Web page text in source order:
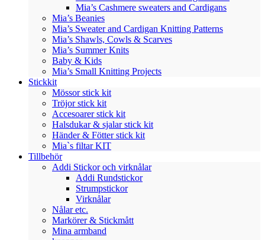
Mia’s Cashmere sweaters and Cardigans
Mia’s Beanies
Mia’s Sweater and Cardigan Knitting Patterns
Mia’s Shawls, Cowls & Scarves
Mia’s Summer Knits
Baby & Kids
Mia’s Small Knitting Projects
Stickkit
Mössor stick kit
Tröjor stick kit
Accesoarer stick kit
Halsdukar & sjalar stick kit
Händer & Fötter stick kit
Mia`s filtar KIT
Tillbehör
Addi Stickor och virknålar
Addi Rundstickor
Strumpstickor
Virknålar
Nålar etc.
Markörer & Stickmått
Mina armband